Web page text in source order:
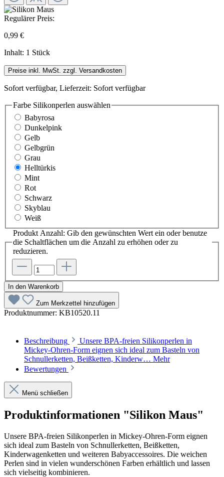
Regulärer Preis:
0,99 €
Inhalt: 1 Stück
Preise inkl. MwSt. zzgl. Versandkosten
Sofort verfügbar, Lieferzeit: Sofort verfügbar
Farbe Silikonperlen auswählen
Babyrosa
Dunkelpink
Gelb
Gelbgrün
Grau
Helltürkis
Mint
Rot
Schwarz
Skyblau
Weiß
Produkt Anzahl: Gib den gewünschten Wert ein oder benutze
die Schaltflächen um die Anzahl zu erhöhen oder zu
reduzieren.
In den Warenkorb
Zum Merkzettel hinzufügen
Produktnummer: KB10520.11
Beschreibung
Unsere BPA-freien Silikonperlen in
Mickey-Ohren-Form eignen sich ideal zum Basteln von
Schnullerketten, Beißketten, Kinderw… Mehr
Bewertungen
Menü schließen
Produktinformationen "Silikon Maus"
Unsere BPA-freien Silikonperlen in Mickey-Ohren-Form eignen
sich ideal zum Basteln von Schnullerketten, Beißketten,
Kinderwagenketten und weiteren Babyaccessoires. Die weichen
Perlen sind in vielen wunderschönen Farben erhältlich und lassen
sich vielseitig kombinieren.